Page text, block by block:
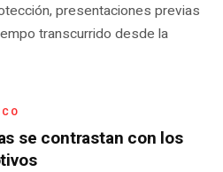
presentaciones previas
transcurrido desde la
se contrastan con los